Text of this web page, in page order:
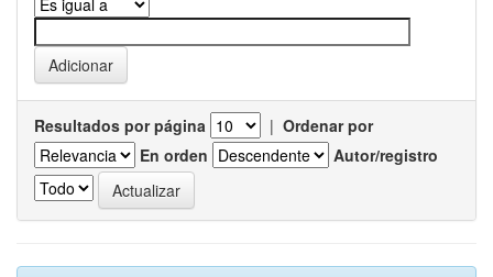
Resultados por página | Ordenar por
En orden
Autor/registro